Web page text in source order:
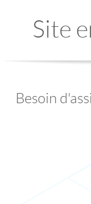
Site
Besoin